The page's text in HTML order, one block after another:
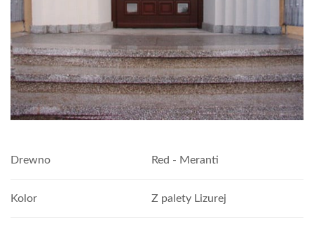
Drewno Red - Meranti
Kolor Z palety Lizurej